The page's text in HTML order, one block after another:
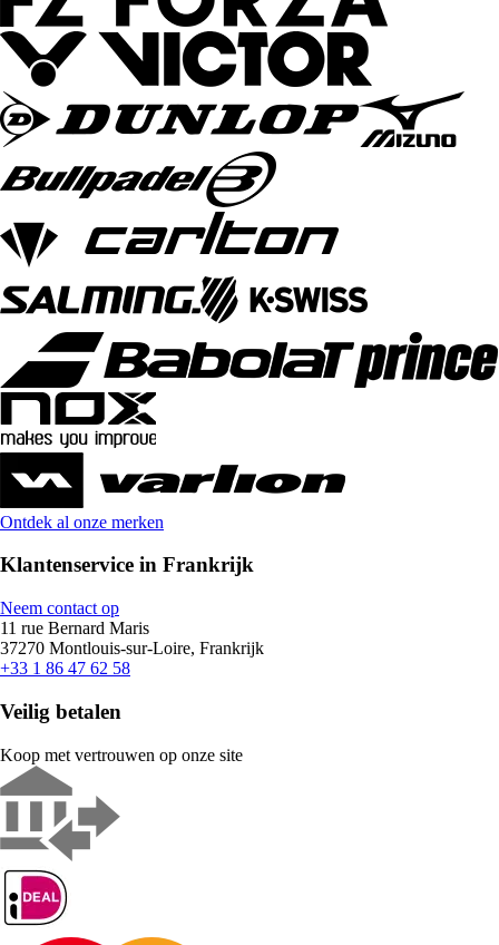
Ontdek al onze merken
Klantenservice in Frankrijk
Neem contact op
11 rue Bernard Maris
37270 Montlouis-sur-Loire, Frankrijk
+33 1 86 47 62 58
Veilig betalen
Koop met vertrouwen op onze site